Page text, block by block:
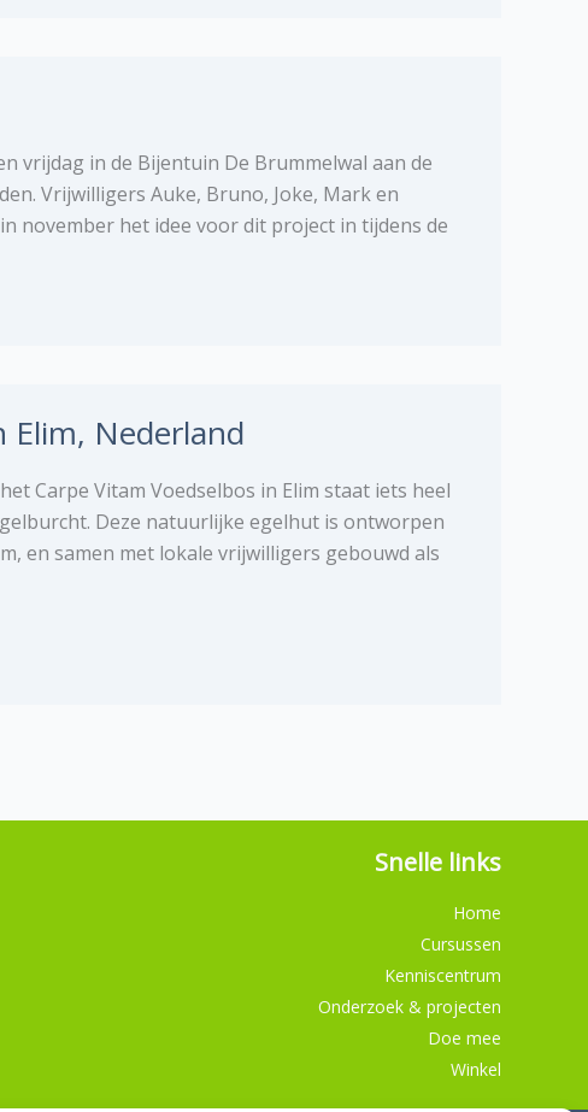
vrijdag in de Bijentuin De Brummelwal aan de
Vrijwilligers Auke, Bruno, Joke, Mark en
november het idee voor dit project in tijdens de
Elim, Nederland
Carpe Vitam Voedselbos in Elim staat iets heel
Deze natuurlijke egelhut is ontworpen
en samen met lokale vrijwilligers gebouwd als
Snelle links
Home
Cursussen
Kenniscentrum
Onderzoek & projecten
Doe mee
Winkel